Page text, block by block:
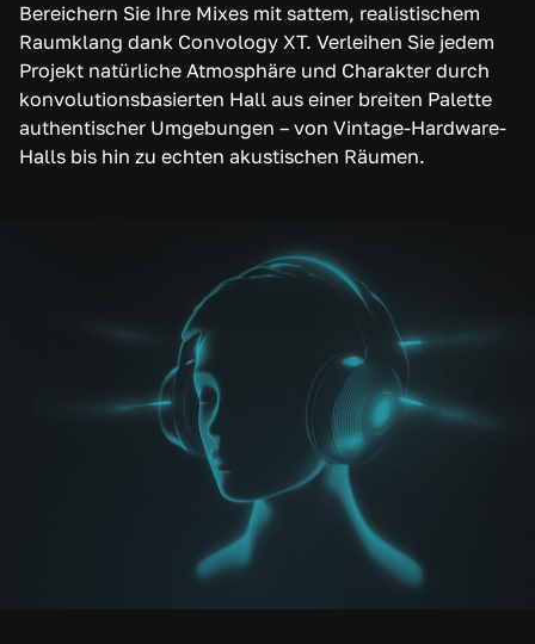
Bereichern Sie Ihre Mixes mit sattem, realistischem
Raumklang dank Convology XT. Verleihen Sie jedem
Projekt natürliche Atmosphäre und Charakter durch
konvolutionsbasierten Hall aus einer breiten Palette
authentischer Umgebungen – von Vintage-Hardware-
Halls bis hin zu echten akustischen Räumen.